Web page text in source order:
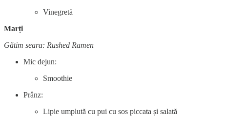
Vinegretă
Marți
Gătim seara: Rushed Ramen
Mic dejun:
Smoothie
Prânz:
Lipie umplută cu pui cu sos piccata și salată